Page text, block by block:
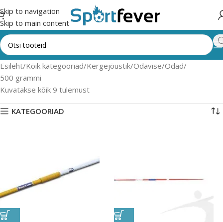
Skip to navigation
Skip to main content
Esileht Kõik kategooriad Kergejõustik Odavise Odad
500 grammi
Kuvatakse kõik 9 tulemust
KATEGOORIAD